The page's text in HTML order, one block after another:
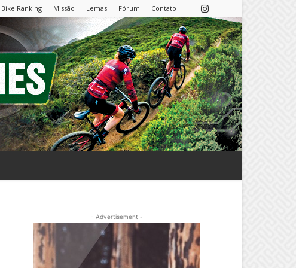
Bike Ranking Missão Lemas Fórum Contato
- Advertisement -